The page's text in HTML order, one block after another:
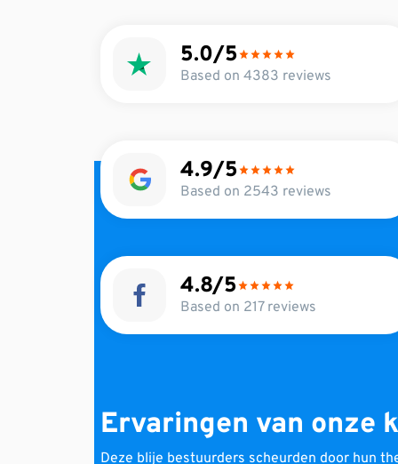
5.0
Based on 4383 reviews
4.9
Based on 2543 reviews
4.8
Based on 217 reviews
Ervaringen van onze
Deze blije bestuurders scheurden door hun